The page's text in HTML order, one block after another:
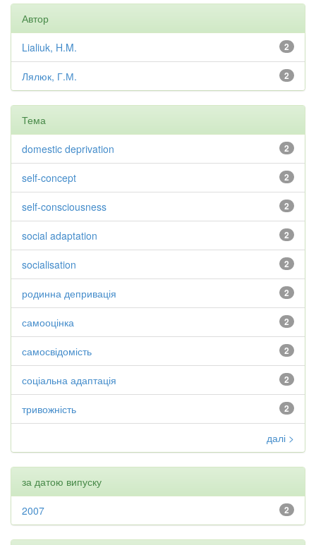
Автор
2
Lialiuk, H.M.
2
Лялюк, Г.М.
Тема
2
domestic deprivation
2
self-concept
2
self-consciousness
2
social adaptation
2
socialisation
2
родинна депривація
2
самооцінка
2
самосвідомість
2
соціальна адаптація
2
тривожність
далі >
за датою випуску
2
2007